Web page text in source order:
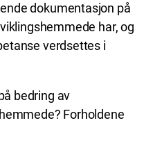
dokumentasjon på
har, og
verdsettes i
bedring av
Forholdene